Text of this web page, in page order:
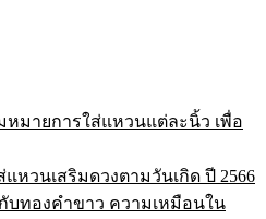
มายการใส่แหวนแต่ละนิ้ว เพื่อ
หวนเสริมดวงตามวันเกิด ปี 2566
บทองคำขาว ความเหมือนใน